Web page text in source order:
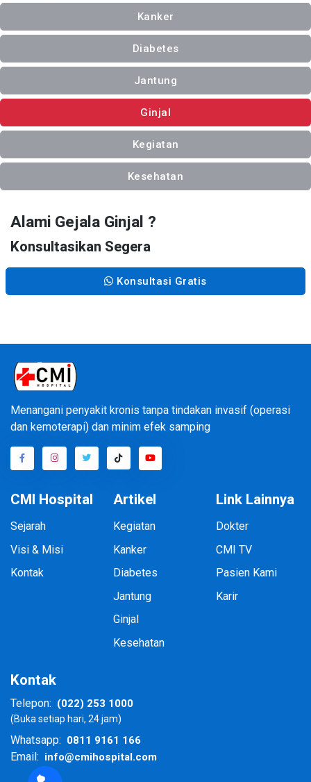
Kanker
Diabetes
Jantung
Ginjal
Kegiatan
Kesehatan
Alami Gejala Ginjal ?
Konsultasikan Segera
Konsultasi Gratis
Menangani penyakit kronis tanpa tindakan invasif (operasi
dan kemoterapi) dan minim efek samping
CMI Hospital
Sejarah
Visi & Misi
Kontak
Artikel
Kegiatan
Kanker
Diabetes
Jantung
Ginjal
Kesehatan
Link Lainnya
Dokter
CMI TV
Pasien Kami
Karir
Kontak
Telepon: (022) 253 1000
(Buka setiap hari, 24 jam)
Whatsapp: 0811 9161 166
Email: info@cmihospital.com